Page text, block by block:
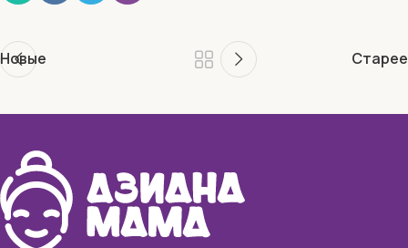
Новые Старее